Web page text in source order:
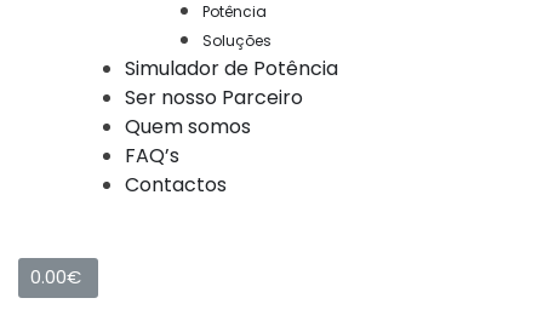
Potência
Soluções
Simulador de Potência
Ser nosso Parceiro
Quem somos
FAQ’s
Contactos
0.00€